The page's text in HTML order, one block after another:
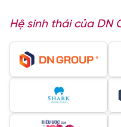
Hệ sinh thái của DN